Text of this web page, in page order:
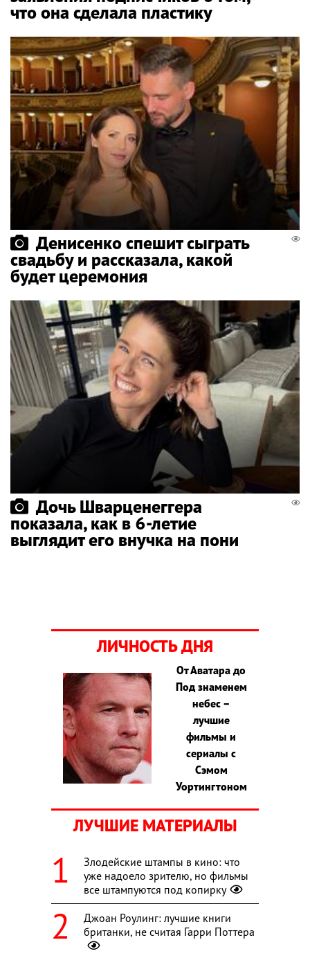
что она сделала пластику
Денисенко спешит сыграть
свадьбу и рассказала, какой
будет церемония
Дочь Шварценеггера
показала, как в 6-летие
выглядит его внучка на пони
ЛИЧНОСТЬ ДНЯ
От Аватара до
Под знаменем
небес –
лучшие
фильмы и
сериалы с
Сэмом
Уортингтоном
ЛУЧШИЕ МАТЕРИАЛЫ
Злодейские штампы в кино: что
уже надоело зрителю, но фильмы
все штампуются под копирку
Джоан Роулинг: лучшие книги
британки, не считая Гарри Поттера